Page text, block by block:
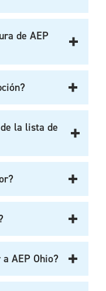
de AEP
la lista de
AEP Ohio?